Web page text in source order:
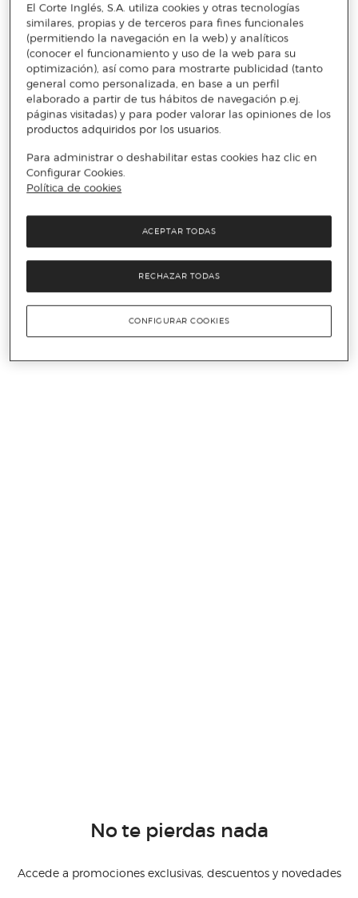
No te pierdas nada
Accede a promociones exclusivas, descuentos y novedades
El Corte Inglés, S.A. utiliza cookies y otras tecnologías
similares, propias y de terceros para fines funcionales
(permitiendo la navegación en la web) y analíticos
(conocer el funcionamiento y uso de la web para su
optimización), así como para mostrarte publicidad (tanto
general como personalizada, en base a un perfil
elaborado a partir de tus hábitos de navegación p.ej.
páginas visitadas) y para poder valorar las opiniones de los
productos adquiridos por los usuarios.
Para administrar o deshabilitar estas cookies haz clic en
Configurar Cookies.
Política de cookies
RECHAZAR TODAS
ACEPTAR TODAS
CONFIGURAR COOKIES